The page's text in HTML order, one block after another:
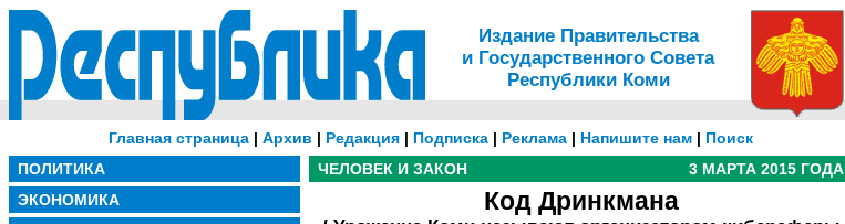
Издание Правительства
и Государственного Совета
Республики Коми
Главная страница | Архив | Редакция | Подписка | Реклама | Напишите нам | Поиск
ПОЛИТИКА
ЭКОНОМИКА
ЧЕЛОВЕК И ЗАКОН 3 МАРТА 2015 ГОДА
Код Дринкмана